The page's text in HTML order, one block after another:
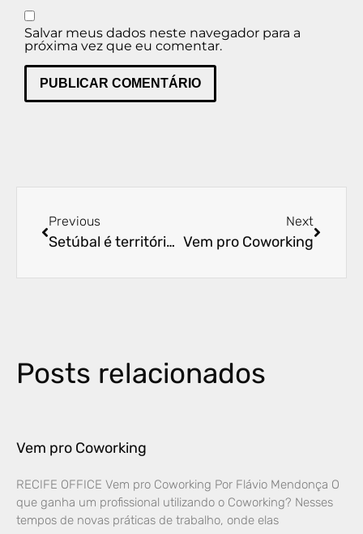
Salvar meus dados neste navegador para a
próxima vez que eu comentar.
Previous
Setúbal é território independente e atraente da Zona Sul do Recife
Next
Vem pro Coworking
Posts relacionados
Vem pro Coworking
RECIFE OFFICE Vem pro Coworking Por Flávio Mendonça O
que ganha um profissional utilizando o Coworking? Nesses
tempos de novas práticas de trabalho, onde elas